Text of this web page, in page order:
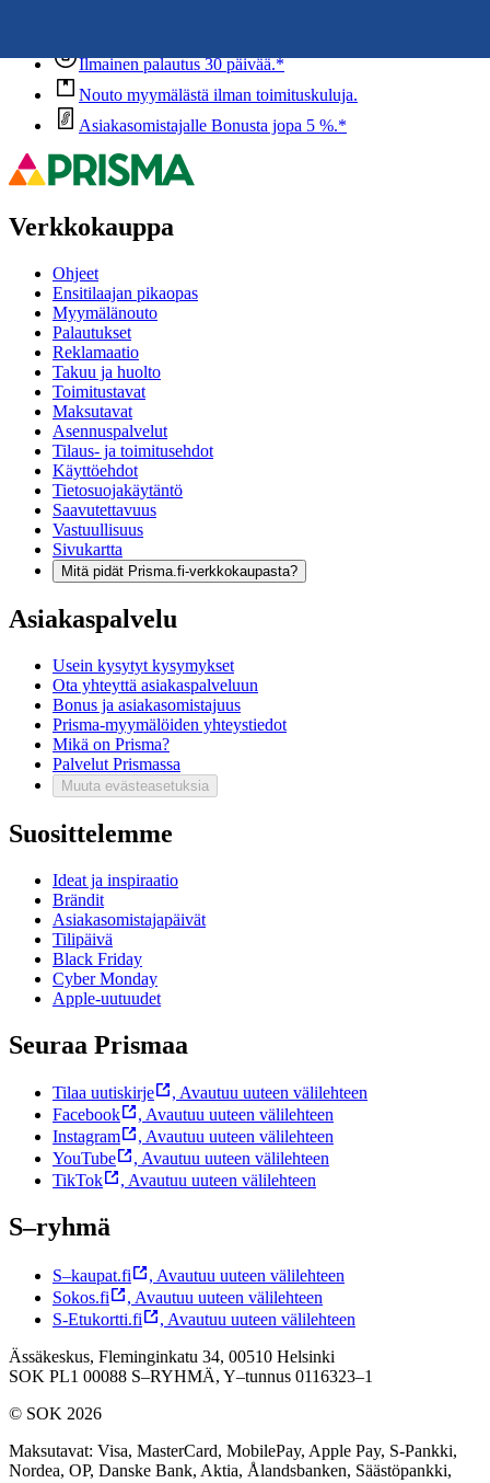
Ilmainen palautus 30 päivää.*
Nouto myymälästä ilman toimituskuluja.
Asiakasomistajalle Bonusta jopa 5 %.*
Verkkokauppa
Ohjeet
Ensitilaajan pikaopas
Myymälänouto
Palautukset
Reklamaatio
Takuu ja huolto
Toimitustavat
Maksutavat
Asennuspalvelut
Tilaus- ja toimitusehdot
Käyttöehdot
Tietosuojakäytäntö
Saavutettavuus
Vastuullisuus
Sivukartta
Mitä pidät Prisma.fi-verkkokaupasta?
Asiakaspalvelu
Usein kysytyt kysymykset
Ota yhteyttä asiakaspalveluun
Bonus ja asiakasomistajuus
Prisma-myymälöiden yhteystiedot
Mikä on Prisma?
Palvelut Prismassa
Muuta evästeasetuksia
Suosittelemme
Ideat ja inspiraatio
Brändit
Asiakasomistajapäivät
Tilipäivä
Black Friday
Cyber Monday
Apple-uutuudet
Seuraa Prismaa
Tilaa uutiskirje , Avautuu uuteen välilehteen
Facebook
, Avautuu uuteen välilehteen
Instagram
, Avautuu uuteen välilehteen
YouTube
, Avautuu uuteen välilehteen
TikTok
, Avautuu uuteen välilehteen
S–ryhmä
S–kaupat.fi , Avautuu uuteen välilehteen
Sokos.fi
, Avautuu uuteen välilehteen
S-Etukortti.fi
, Avautuu uuteen välilehteen
Ässäkeskus, Fleminginkatu 34, 00510 Helsinki
SOK PL1 00088 S–RYHMÄ, Y–tunnus 0116323–1
© SOK 2026
Maksutavat: Visa, MasterCard, MobilePay, Apple Pay, S-Pankki,
Nordea, OP, Danske Bank, Aktia, Ålandsbanken, Säästöpankki,